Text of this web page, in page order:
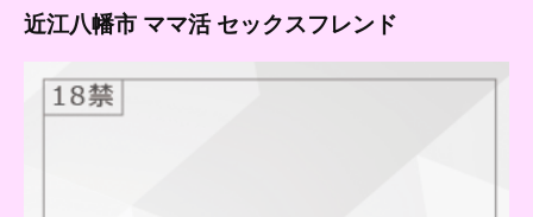
近江八幡市 ママ活 セックスフレンド